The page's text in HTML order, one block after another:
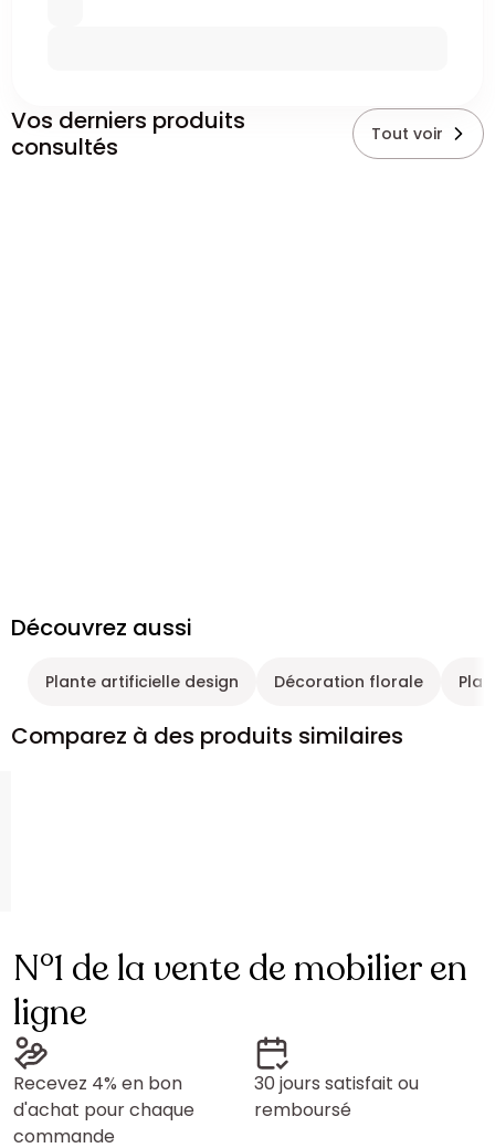
Vos derniers produits
consultés
Tout voir
Découvrez aussi
Plante artificielle design Décoration florale
Comparez à des produits similaires
N°1 de la vente de mobilier en
ligne
Recevez 4% en bon
d'achat pour chaque
commande
30 jours satisfait ou
remboursé